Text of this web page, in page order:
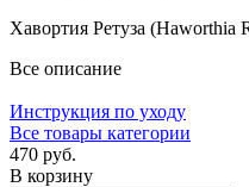
Хавортия Ретуза (Haworthia
Все описание
Инструкция по уходу
Все товары категории
470 руб.
В корзину